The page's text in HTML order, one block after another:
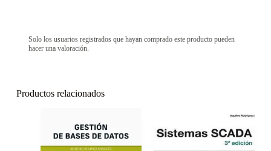
Solo los usuarios registrados que hayan comprado este producto pueden
hacer una valoración.
Productos relacionados